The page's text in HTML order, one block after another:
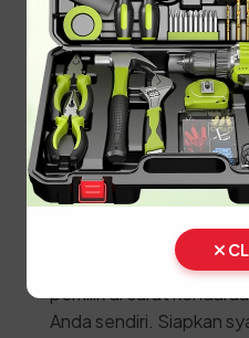
⚠️ Kendaraan fisik wajib
SAMSAT untuk proses
rangka dan mesin oleh
Prosedur Balik
Kendaraan
Jika Anda baru membeli
lakukan proses Balik
Kendaraan Bermotor /
pemilik di surat
Anda sendiri. Siapkan